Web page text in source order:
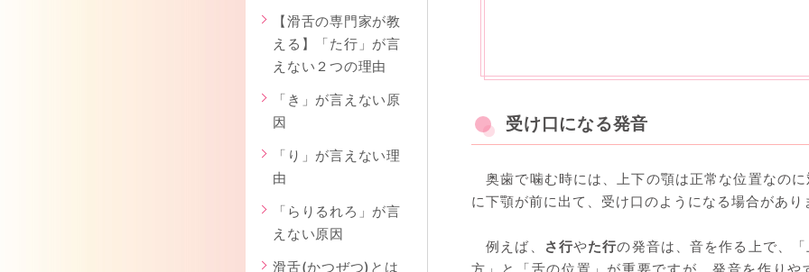
【滑舌の専門家が教
える】「た行」が言
えない２つの理由
「き」が言えない原
因
「り」が言えない理
由
「らりるれろ」が言
えない原因
滑舌(かつぜつ)とは
受け口になる発音
奥歯で噛む時には、上下の顎は正常な位置なの
に下顎が前に出て、受け口のようになる場合があり
例えば、 さ行やた行の発音は、音を作る上で、